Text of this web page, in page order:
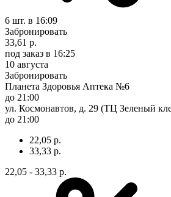
6 шт. в 16:09
Забронировать
33,61 р.
под заказ в 16:25
10 августа
Забронировать
Планета Здоровья Аптека №6
до 21:00
ул. Космонавтов, д. 29 (ТЦ Зеленый
до 21:00
22,05 р.
33,33 р.
22,05 - 33,33 р.